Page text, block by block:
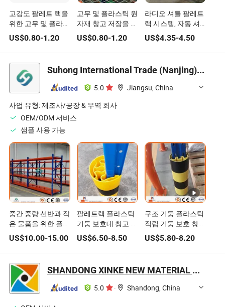
고강도 팔레트 랙을
위한 고무 및 플라스
틱 저장 솔루션
US$0.80-1.20
고무 및 플라스틱 원
자재 창고 저장을 위
한 특수 중량 팔레트
US$0.80-1.20
라디오 셔틀 팔레트
랙 시스템, 자동 셔
틀 창고 랙, 중량급
셔틀 랙
US$4.35-4.50
Suhong International Trade (Nanjing) Co., Ltd.
5.0 ·
Jiangsu, China
사업 유형:제조사/공장 & 무역 회사
OEM/ODM 서비스
샘플 사용 가능
중간 중량 선반과 작
은 물품을 위한 플라
스틱 빈 삽입물
US$10.00-15.00
팔레트랙 플라스틱
기둥 보호대 창고 선
반 안전 기둥 부식
방지기
US$6.50-8.50
구조 기둥 플라스틱
직립 기둥 보호 창고
장비 선반 안전 보호
US$5.80-8.20
SHANDONG XINKE NEW MATERIAL CO., LTD.
5.0 · Shandong, China